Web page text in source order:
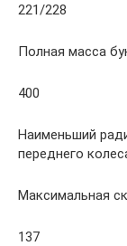
221/228
Полная масса
400
Наименьший
переднего
Максимальная
137